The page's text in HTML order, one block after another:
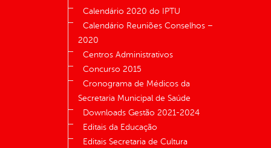
Calendário 2020 do IPTU
Calendário Reuniões Conselhos –
2020
Centros Administrativos
Concurso 2015
Cronograma de Médicos da
Secretaria Municipal de Saúde
Downloads Gestão 2021-2024
Editais da Educação
Editais Secretaria de Cultura